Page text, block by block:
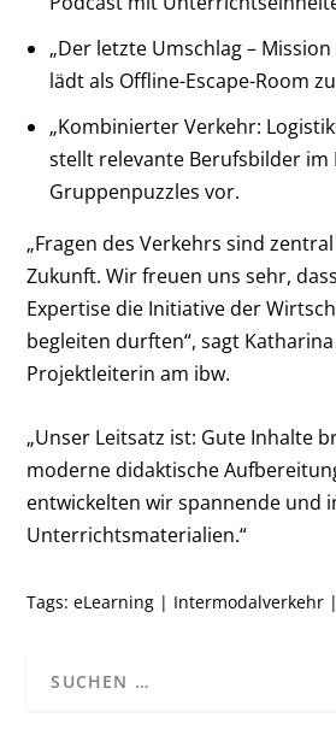
„Der letzte Umschlag –
lädt als Offline-Escape-Room
„Kombinierter Verkehr:
stellt relevante Berufsbilder im
Gruppenpuzzles vor.
„Fragen des Verkehrs sind
Zukunft. Wir freuen uns sehr,
Expertise die Initiative der
begleiten durften“, sagt
Projektleiterin am ibw.
„Unser Leitsatz ist: Gute Inhalte
moderne didaktische
entwickelten wir spannende und
Unterrichtsmaterialien.“
Tags:eLearning | Intermodalverkehr